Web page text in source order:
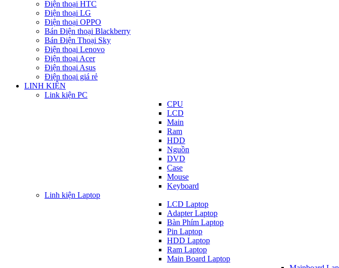
Điện thoại HTC
Điện thoại LG
Điện thoại OPPO
Bán Điện thoại Blackberry
Bán Điện Thoại Sky
Điện thoại Lenovo
Điện thoại Acer
Điện thoại Asus
Điện thoại giá rẻ
LINH KIỆN
Link kiện PC
CPU
LCD
Main
Ram
HDD
Nguồn
DVD
Case
Mouse
Keyboard
Linh kiện Laptop
LCD Laptop
Adapter Laptop
Bàn Phím Laptop
Pin Laptop
HDD Laptop
Ram Laptop
Main Board Laptop